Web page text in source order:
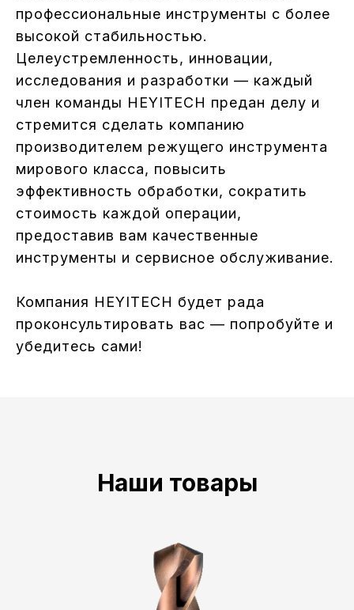
профессиональные инструменты с более
высокой стабильностью.
Целеустремленность, инновации,
исследования и разработки — каждый
член команды HEYITECH предан делу и
стремится сделать компанию
производителем режущего инструмента
мирового класса, повысить
эффективность обработки, сократить
стоимость каждой операции,
предоставив вам качественные
инструменты и сервисное обслуживание.
Компания HEYITECH будет рада
проконсультировать вас — попробуйте и
убедитесь сами!
Наши товары